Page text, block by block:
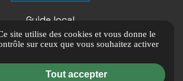
Guide local
complémentaires
de confidentialité
site utilise des cookies et vous donne le
sur ceux que vous souhaitez activer
Tout accepter